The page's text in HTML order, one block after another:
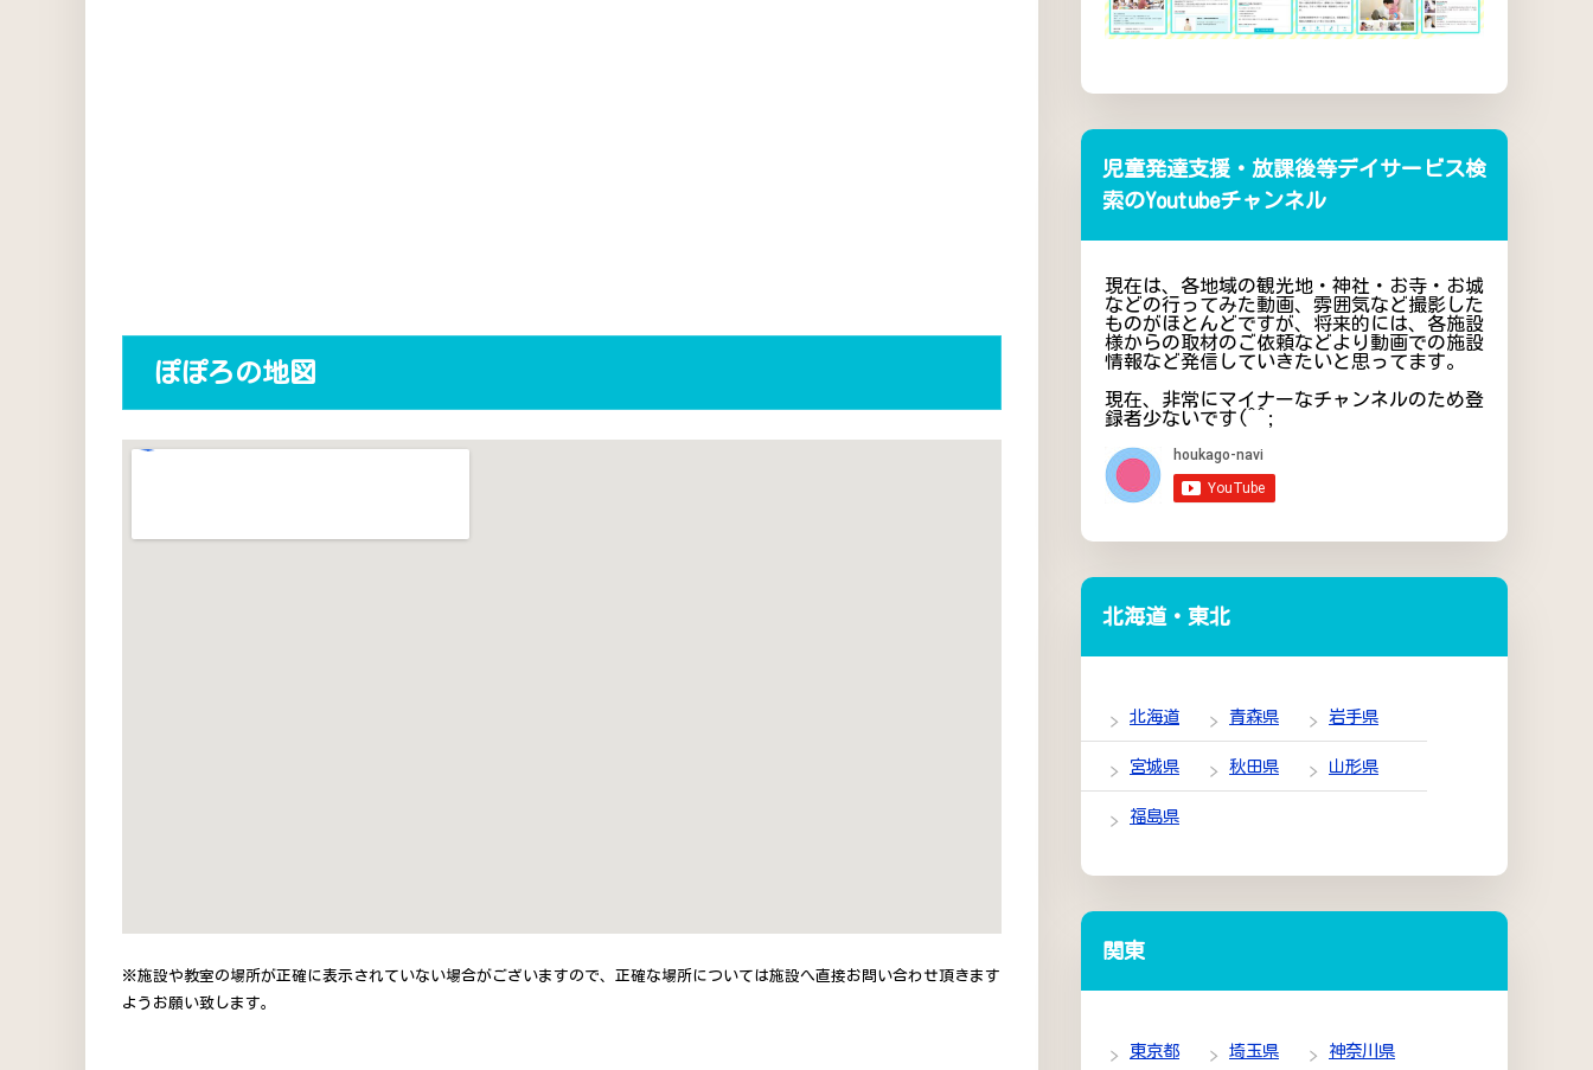
ぽぽろの地図
※施設や教室の場所が正確に表示されていない場合がございますので、正確な場所については施設へ直接お問い合わせ頂きます
ようお願い致します。
児童発達支援・放課後等デイサービス検
索のYoutubeチャンネル
現在は、各地域の観光地・神社・お寺・お城
などの行ってみた動画、雰囲気など撮影した
ものがほとんどですが、将来的には、各施設
様からの取材のご依頼などより動画での施設
情報など発信していきたいと思ってます。
現在、非常にマイナーなチャンネルのため登
録者少ないです(^^;
北海道・東北
北海道 青森県 岩手県
宮城県 秋田県 山形県
福島県
関東
東京都 埼玉県 神奈川県